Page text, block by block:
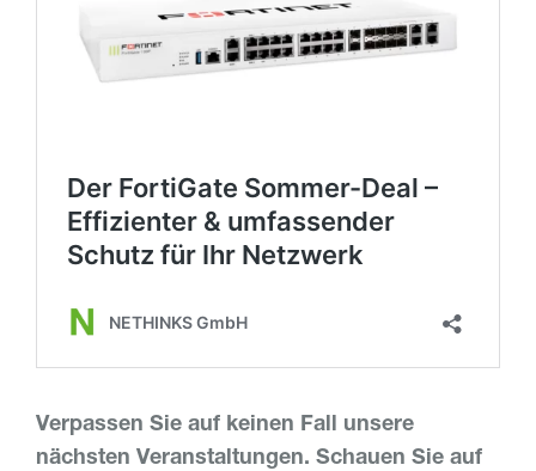
Verpassen Sie auf keinen Fall unsere
nächsten Veranstaltungen. Schauen Sie auf